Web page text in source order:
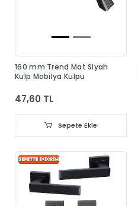
160 mm Trend Mat Siyah
Kulp Mobilya Kulpu
47,60 TL
Sepete Ekle